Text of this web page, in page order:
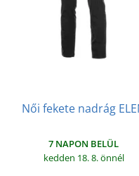
Női fekete nadrág
7 NAPON BELÜL
kedden 18. 8.önnél